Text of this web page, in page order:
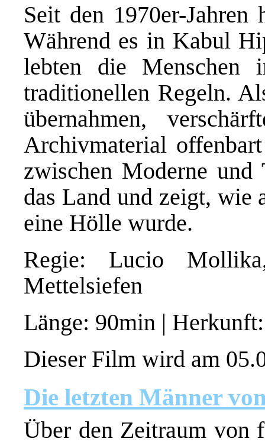
Seit den 1970er-
Während es in Kabul
lebten die Menschen
traditionellen Regeln.
übernahmen,
Archivmaterial
zwischen Moderne
das Land und zeigt, wie
eine Hölle wurde.
Regie: Lucio
Mettelsiefen
Länge: 90min |
Dieser Film wird am
Die letzten Männer
Über den Zeitraum von